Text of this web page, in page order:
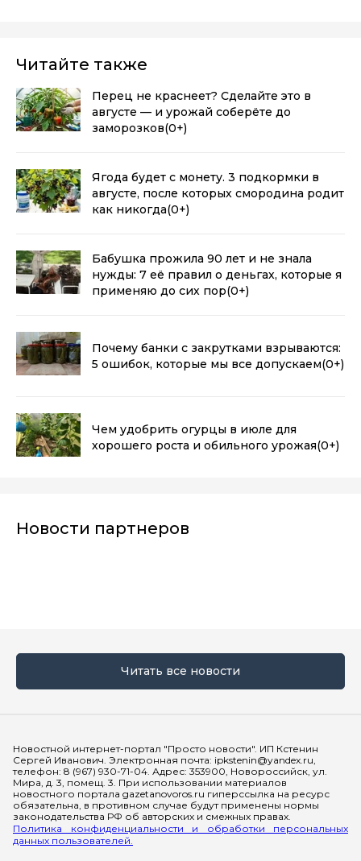
Читайте также
Перец не краснеет? Сделайте это в
августе — и урожай соберёте до
заморозков(0+)
Ягода будет с монету. 3 подкормки в
августе, после которых смородина родит
как никогда(0+)
Бабушка прожила 90 лет и не знала
нужды: 7 её правил о деньгах, которые я
применяю до сих пор(0+)
Почему банки с закрутками взрываются:
5 ошибок, которые мы все допускаем(0+)
Чем удобрить огурцы в июле для
хорошего роста и обильного урожая(0+)
Новости партнеров
Читать все новости
Новостной интернет-портал "Просто новости". ИП Кстенин
Сергей Иванович. Электронная почта: ipkstenin@yandex.ru,
телефон: 8 (967) 930-71-04. Адрес: 353900, Новороссийск, ул.
Мира, д. 3, помещ. 3. При использовании материалов
новостного портала gazetanovoros.ru гиперссылка на ресурс
обязательна, в противном случае будут применены нормы
законодательства РФ об авторских и смежных правах.
Политика конфиденциальности и обработки персональных
данных пользователей.